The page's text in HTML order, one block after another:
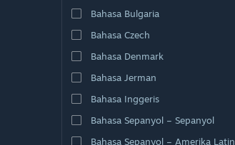
Bahasa Bulgaria
Bahasa Czech
Bahasa Denmark
Bahasa Jerman
Bahasa Inggeris
Bahasa Sepanyol – Sepanyol
Bahasa Sepanyol – Amerika Latin